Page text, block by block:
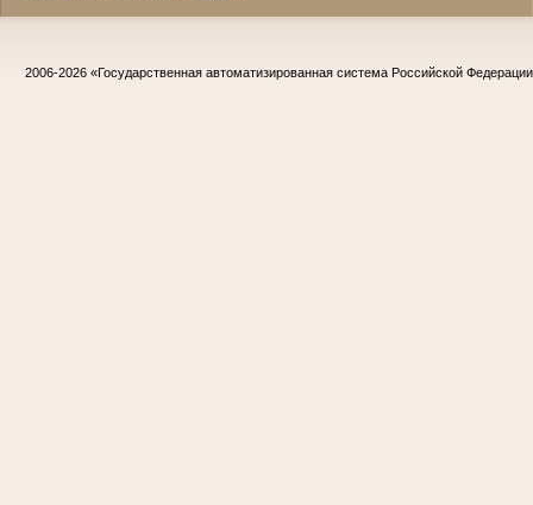
2006-2026 «Государственная автоматизированная система Российской